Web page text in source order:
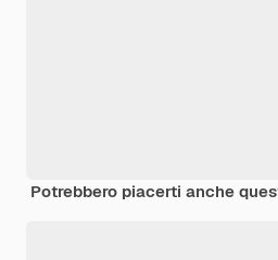
Potrebbero piacerti anche